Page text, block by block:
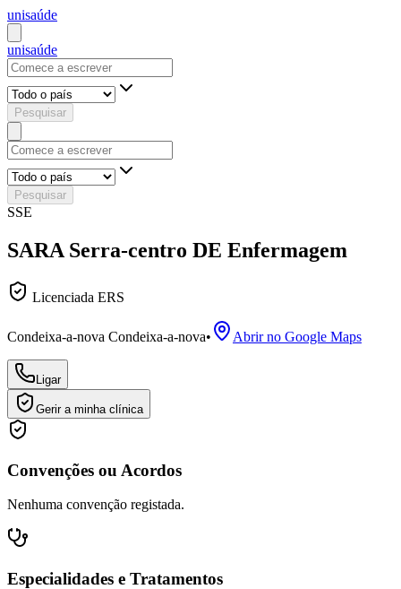
unisaúde
unisaúde
Pesquisar
Pesquisar
SSE
SARA Serra-centro DE Enfermagem
Licenciada ERS
Condeixa-a-nova Condeixa-a-nova• Abrir no Google Maps
Ligar
Gerir a minha clínica
Convenções ou Acordos
Nenhuma convenção registada.
Especialidades e Tratamentos